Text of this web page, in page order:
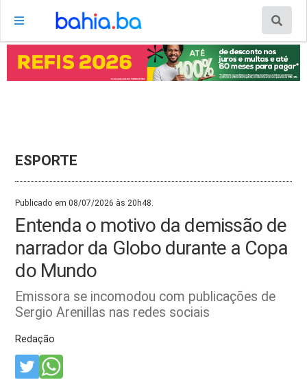
ESPORTE
Publicado em 08/07/2026 às 20h48.
Entenda o motivo da demissão de
narrador da Globo durante a Copa
do Mundo
Emissora se incomodou com publicações de
Sergio Arenillas nas redes sociais
Redação